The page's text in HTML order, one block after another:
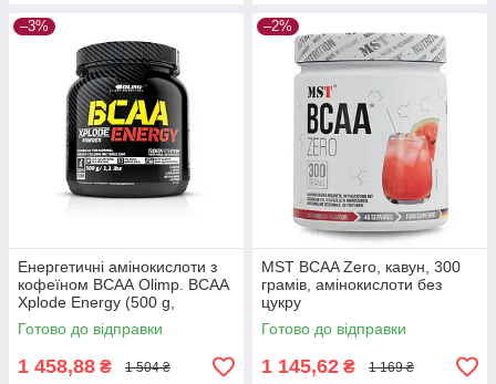
–3%
Енергетичні амінокислоти з
кофеїном ВСАА Olimp. BCAA
Xplode Energy (500 g,
фруктовий пунш). Olimp.
Готово до відправки
1 458,88 ₴ 1 504 ₴
–2%
MST BCAA Zero, кавун, 300
грамів, амінокислоти без
цукру
Готово до відправки
1 145,62 ₴ 1 169 ₴